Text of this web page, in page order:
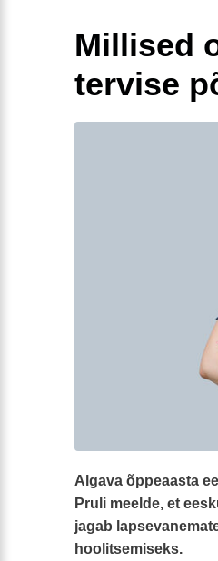
Millised
tervise
Algava õppeaasta
Pruli meelde, et
jagab
hoolitsemiseks.